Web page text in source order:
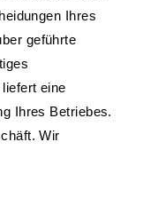
Ihres
geführte
eine
Ihres Betriebes.
Wir